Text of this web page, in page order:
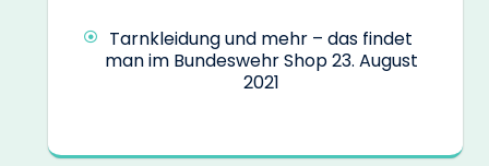
Tarnkleidung und mehr – das findet
man im Bundeswehr Shop23. August
2021